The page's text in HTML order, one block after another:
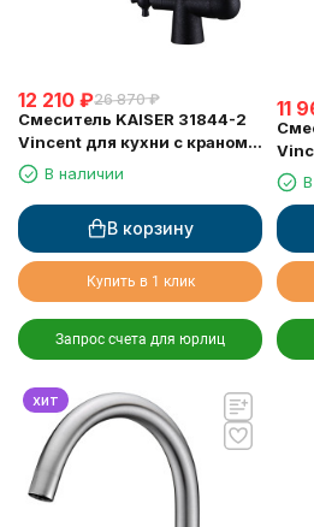
12 210 ₽26 870 ₽
Смеситель KAISER 31844-2
Vincent для кухни с краном
для питьевой воды
В наличии
В корзину
Купить в 1 клик
Запрос счета для юрлиц
11
для
хит